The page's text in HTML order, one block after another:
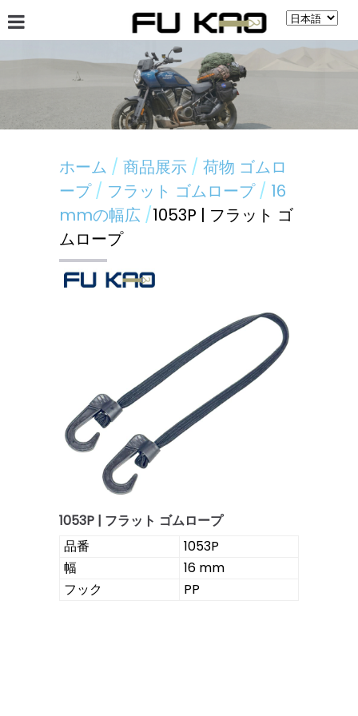
ニュース 揭示板
ホーム 商品展示
荷物 ゴムロ
ープ
フラット ゴムロープ
16
mmの幅広
1053P | フラット ゴ
ムロープ
1053P | フラット ゴムロープ
品番
1053P
幅
16 mm
フック PP